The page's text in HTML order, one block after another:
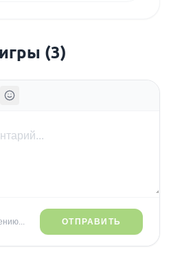
(3)
ОТПРАВИТЬ